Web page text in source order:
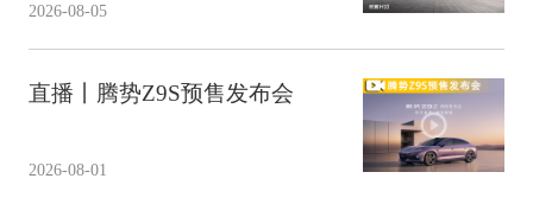
2026-08-05
直播丨腾势Z9S预售发布会
2026-08-01